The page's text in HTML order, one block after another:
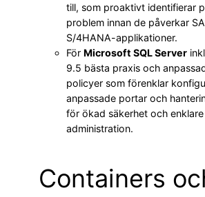
till, som proaktivt identifierar
problem innan de påverkar
S/4HANA-applikationer.
För Microsoft SQL Server
9.5 bästa praxis och
policyer som förenklar
anpassade portar och
för ökad säkerhet och enklare
administration.
Containers